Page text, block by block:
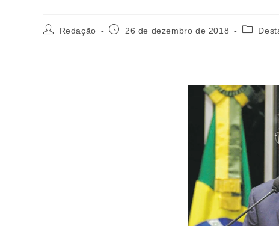
Redação 26 de dezembro de 2018